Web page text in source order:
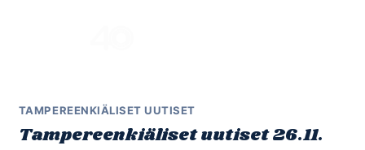
TAMPEREENKIÄLISET UUTISET
Tampereenkiäliset uutiset 26.11.